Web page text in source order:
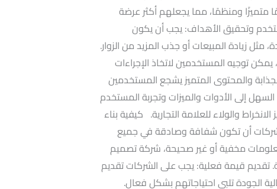
متميزًا ومنظمًا، مما يجعلهم أكثر عرضة
وتحقيق الأهداف: يجب أن يكون
زيادة المبيعات أو جذب المزيد من الزوار.
توجيه المستخدمين لاتخاذ الإجراءات
والمحتوى المتميز يشجع المستخدمين
إلى الأدوات والميزات وتجربة المستخدم
والولاء للعلامة التجارية. كيفية بناء
أن تكون شفافة وصادقة في جميع
مخفية أو غير صحيحة، شركة تصميم
تقديم قيمة فعلية: يجب على الشركات تقديم
الجودة تلبي احتياجاتهم بشكل فعال.